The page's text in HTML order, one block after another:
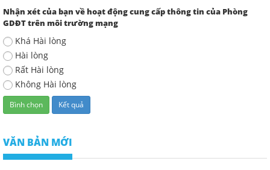
Nhận xét của bạn về hoạt động cung cấp thông tin của Phòng
GDĐT trên môi trường mạng
Khá Hài lòng
Hài lòng
Rất Hài lòng
Không Hài lòng
VĂN BẢN MỚI